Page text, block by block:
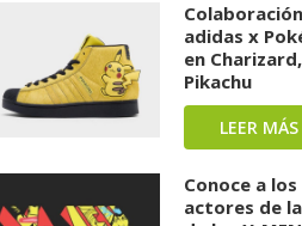
adidas x
en
Pikachu
LEER MÁS
Conoce a
actores de